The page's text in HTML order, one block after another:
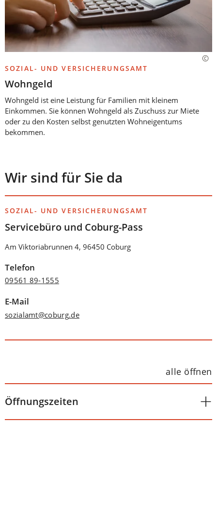
SOZIAL- UND VERSICHERUNGSAMT
Wohngeld
Wohngeld ist eine Leistung für Familien mit kleinem
Einkommen. Sie können Wohngeld als Zuschuss zur Miete
oder zu den Kosten selbst genutzten Wohneigentums
bekommen.
Wir sind für Sie da
SOZIAL- UND VERSICHERUNGSAMT
Servicebüro und Coburg-Pass
Am Viktoriabrunnen 4, 96450 Coburg
Telefon
09561 89-1555
E-Mail
sozialamt coburg de
alle öffnen
Öffnungszeiten